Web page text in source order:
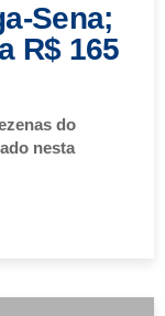
Sena;
R$ 165
do
nesta